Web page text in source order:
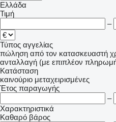
Ελλάδα
Τιμή
–
Τύπος αγγελίας
πώληση από τον κατασκευαστή
ανταλλαγή (με επιπλέον
Κατάσταση
καινούριο μεταχειρισμένες
Έτος παραγωγής
–
Χαρακτηριστικά
Καθαρό βάρος